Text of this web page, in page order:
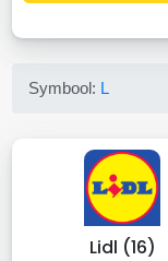
Symbool: L
Lidl (16)